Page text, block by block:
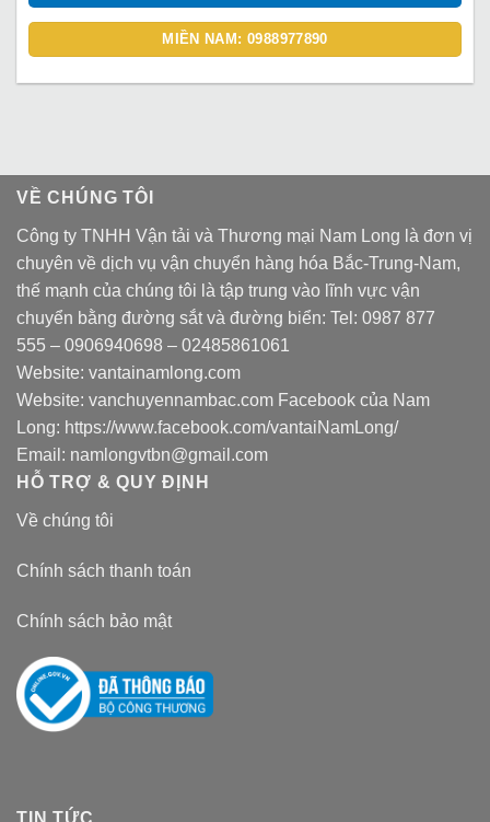
MIỀN NAM: 0988977890
VỀ CHÚNG TÔI
Công ty TNHH Vận tải và Thương mại Nam Long là đơn vị
chuyên về dịch vụ vận chuyển hàng hóa Bắc-Trung-Nam,
thế mạnh của chúng tôi là tập trung vào lĩnh vực vận
chuyển bằng đường sắt và đường biển: Tel: 0987 877
555 – 0906940698 – 02485861061
Website: vantainamlong.com
Website: vanchuyennambac.com Facebook của Nam
Long: https://www.facebook.com/vantaiNamLong/
Email: namlongvtbn@gmail.com
HỖ TRỢ & QUY ĐỊNH
Về chúng tôi
Chính sách thanh toán
Chính sách bảo mật